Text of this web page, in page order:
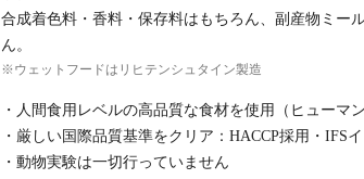
合成着色料・香料・保存料はもちろん、副産物ミー
ん。
※ウェットフードはリヒテンシュタイン製造
・人間食用レベルの高品質な食材を使用（ヒューマ
・厳しい国際品質基準をクリア：HACCP採用・IFS
・動物実験は一切行っていません